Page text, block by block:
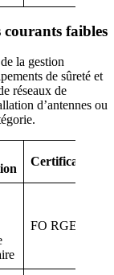
faibles
la gestion
de sûreté et
réseaux de
d’antennes ou
Certifications
FO RGE